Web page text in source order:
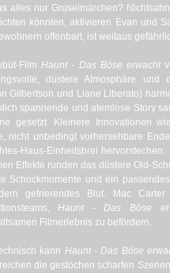
alles nur Gruselmärchen?
könnten, aktivieren Evan und
offenbart, ist weitaus
FilmHaunt - Das Böse erwacht
düstere Atmosphäre
Gilbertson und Liane Liberato)
spannende und atemlose Story
gesetzt. Kleinere Innovationen
nicht unbedingt vorhersehbare
Haus-Einheitsbrei
Effekte runden das düstere Old-
Schockmomente und ein
gefrierendes Blut. Mac
Haunt - Das Böse
Filmerlebnis zu befördern.
kann Haunt - Das Böse
die gestochen scharfen